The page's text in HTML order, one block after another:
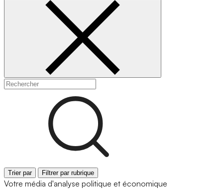
Trier par Filtrer par rubrique
Votre média d'analyse politique et économique